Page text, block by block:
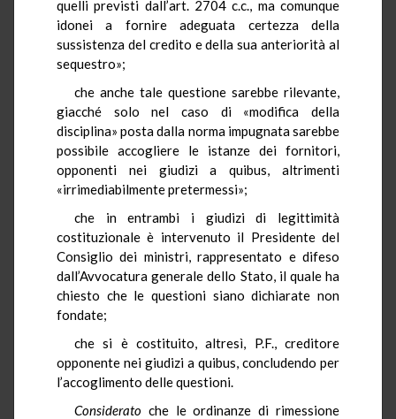
quelli previsti dall’art. 2704 c.c., ma comunque
idonei a fornire adeguata certezza della
sussistenza del credito e della sua anteriorità al
sequestro»;
che anche tale questione sarebbe rilevante,
giacché solo nel caso di «modifica della
disciplina» posta dalla norma impugnata sarebbe
possibile accogliere le istanze dei fornitori,
opponenti nei giudizi a quibus, altrimenti
«irrimediabilmente pretermessi»;
che in entrambi i giudizi di legittimità
costituzionale è intervenuto il Presidente del
Consiglio dei ministri, rappresentato e difeso
dall’Avvocatura generale dello Stato, il quale ha
chiesto che le questioni siano dichiarate non
fondate;
che si è costituito, altresì, P.F., creditore
opponente nei giudizi a quibus, concludendo per
l’accoglimento delle questioni.
Considerato che le ordinanze di rimessione